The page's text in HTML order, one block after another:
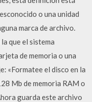
o una unidad
marca de archivo.
que el sistema
de memoria o una
«Formatee el disco en la
Mb de memoria RAM o
guarda este archivo